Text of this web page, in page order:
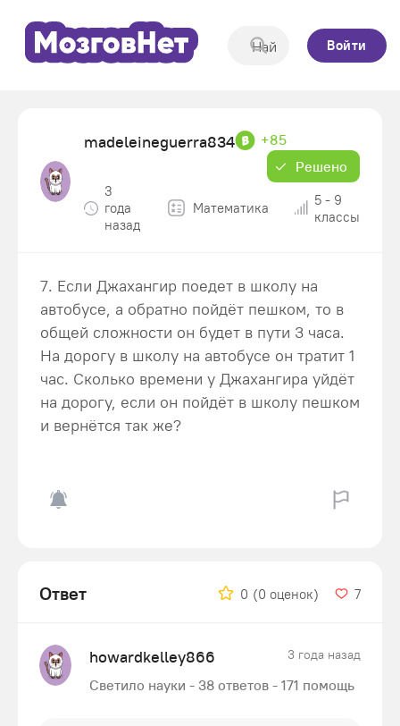
Войти
madeleineguerra834
+85
Решено
3
года
назад
Математика
5 - 9
классы
7. Если Джахангир поедет в школу на
автобусе, а обратно пойдёт пешком, то в
общей сложности он будет в пути 3 часа.
На дорогу в школу на автобусе он тратит 1
час. Сколько времени у Джахангира уйдёт
на дорогу, если он пойдёт в школу пешком
и вернётся так же?
Ответ 0 (0 оценок) 7
howardkelley866 3 года назад
Светило науки - 38 ответов - 171 помощь